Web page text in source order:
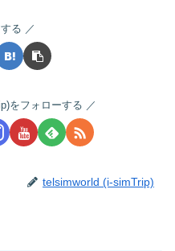
る
をフォローする
telsimworld (i-simTrip)